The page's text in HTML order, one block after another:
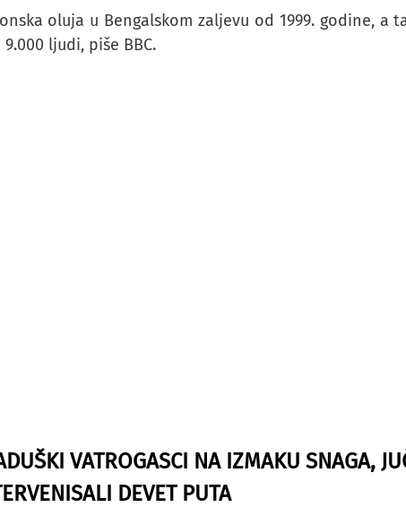
oluja u Bengalskom zaljevu od 1999. godine, a
ljudi, piše BBC.
VATROGASCI NA IZMAKU SNAGA,
DEVET PUTA